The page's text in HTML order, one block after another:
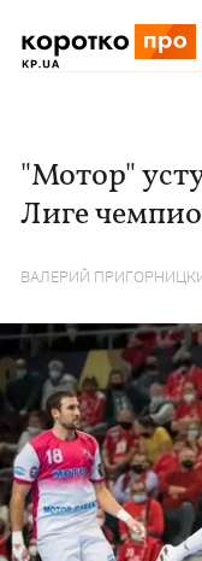
"Мотор"
Лиге
ВАЛЕРИЙ